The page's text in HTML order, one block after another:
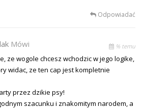
Odpowiadać
Mówi % temu
ze wogole chcesz wchodzic w jego logike,
widac, ze ten cap jest kompletnie
przez dzikie psy!
szacunku i znakomitym narodem, a